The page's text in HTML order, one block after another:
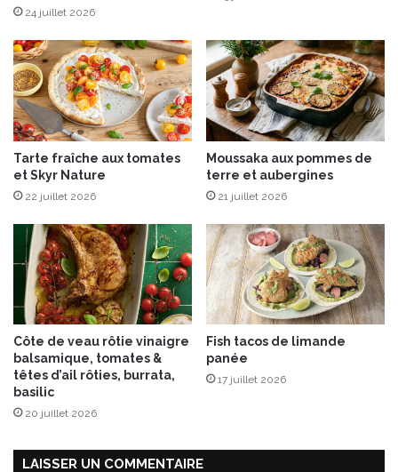
c
è
m
e
f
r
a
c
h
r
m
a
n
d
e
a
d
e
F
ê
t
e
s
!
24 juillet 2026
Tarte fraîche aux tomates
et Skyr Nature
22 juillet 2026
Moussaka aux pommes de
terre et aubergines
21 juillet 2026
Côte de veau rôtie vinaigre
balsamique, tomates &
têtes d’ail rôties, burrata,
basilic
20 juillet 2026
Fish tacos de limande
panée
17 juillet 2026
LAISSER UN COMMENTAIRE